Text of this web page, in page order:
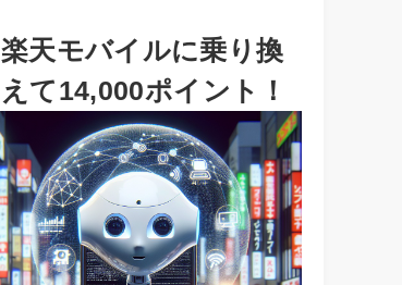
楽天モバイルに乗り換
えて14,000ポイント！